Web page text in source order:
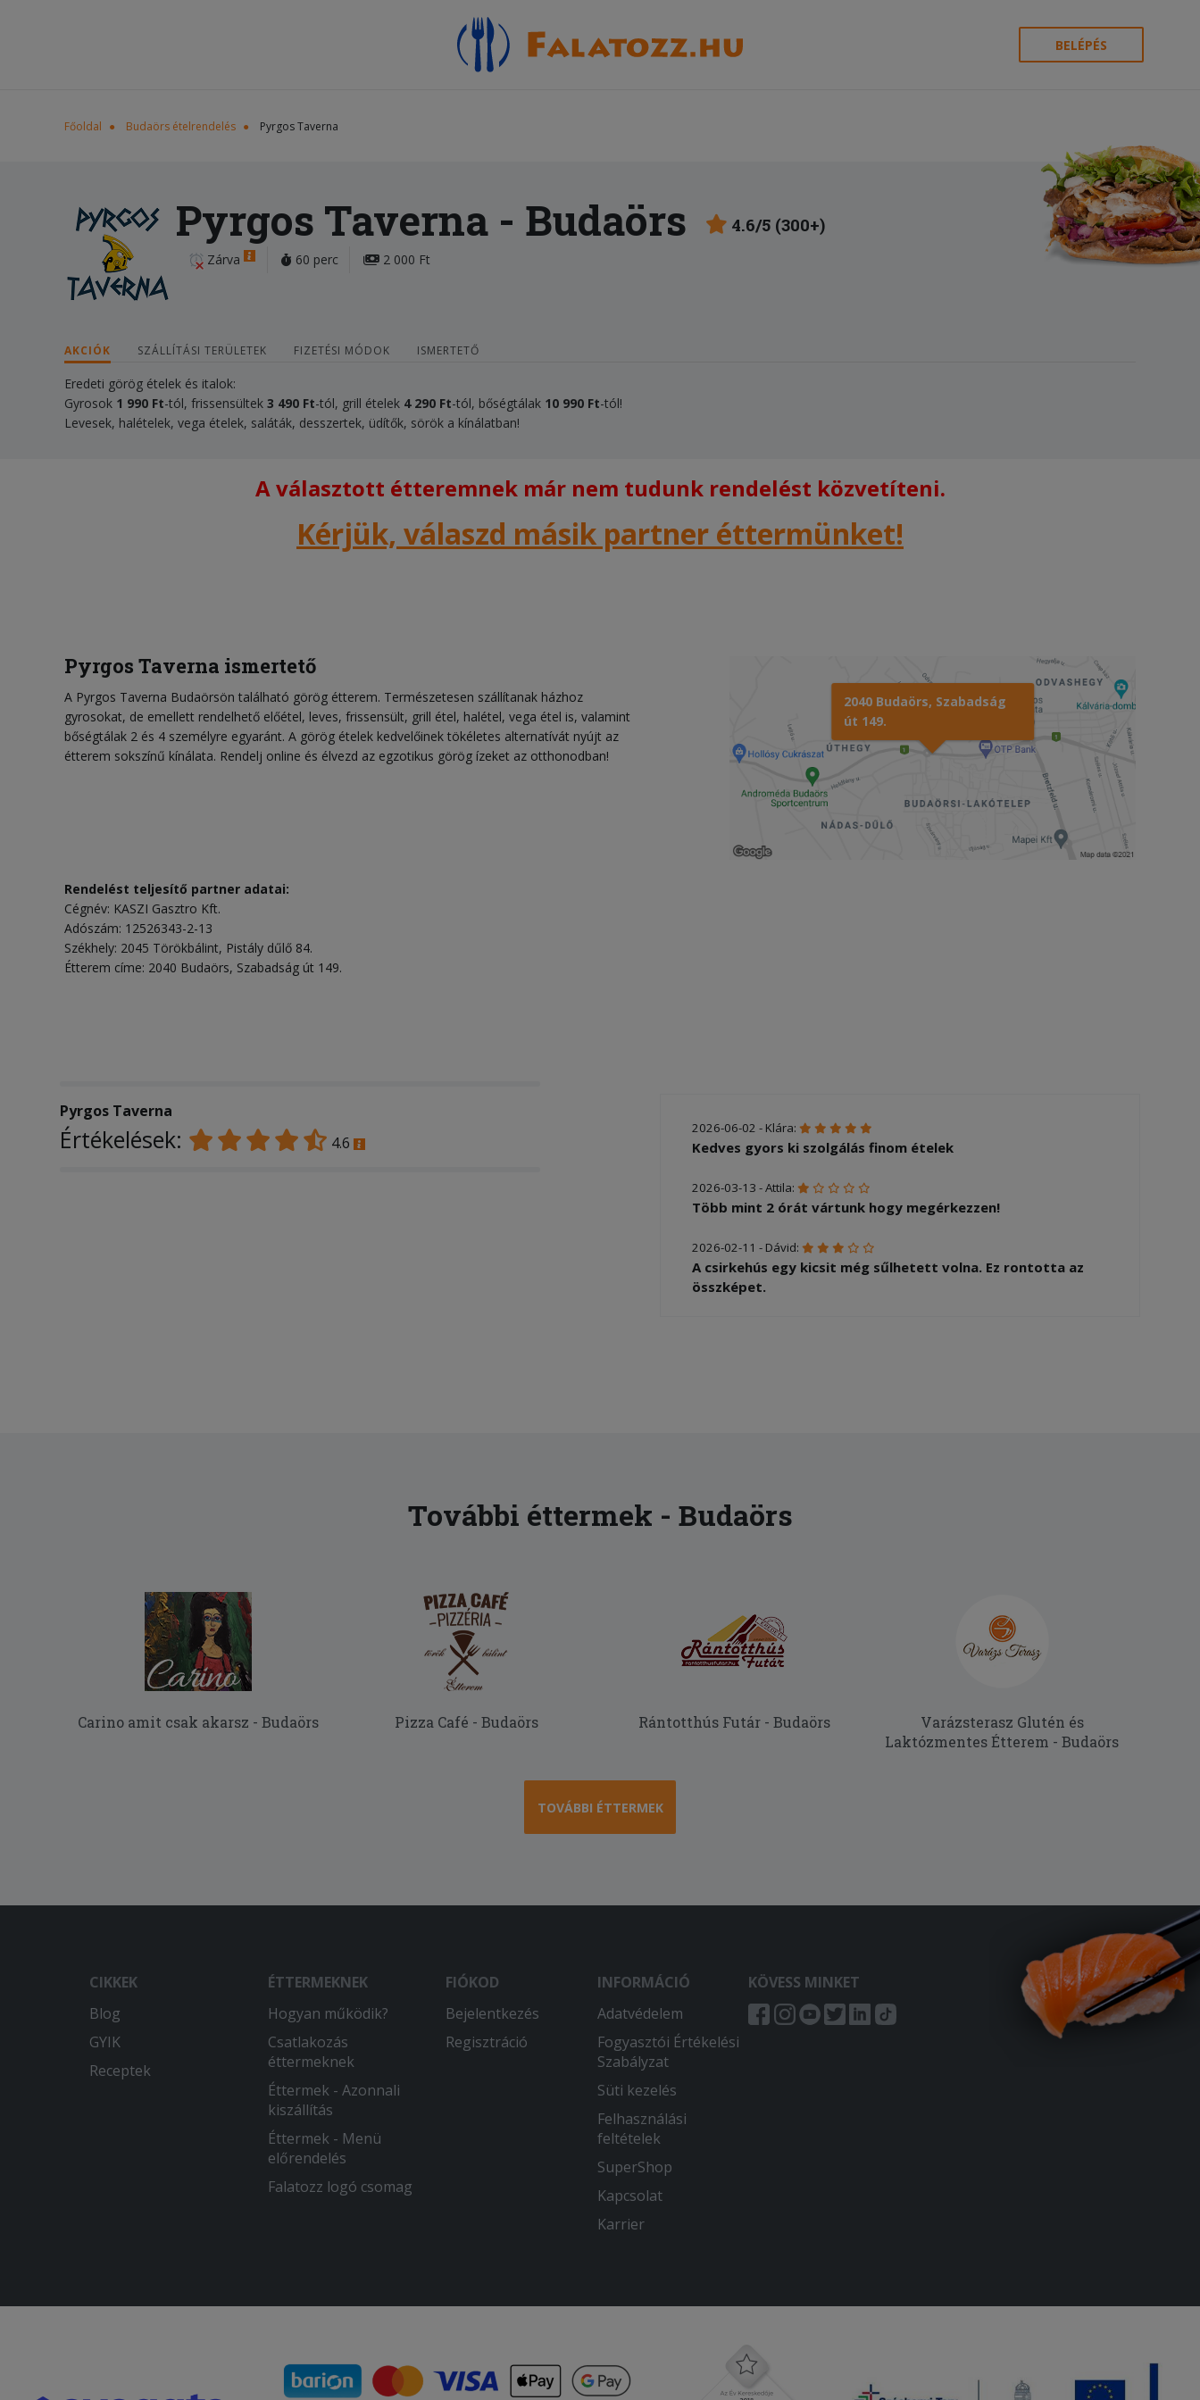
BELÉPÉS
Főoldal Budaörs ételrendelés Pyrgos Taverna
Pyrgos Taverna - Budaörs 4.6/5 (300+)
Zárva 60 perc 2 000 Ft
AKCIÓK SZÁLLÍTÁSI TERÜLETEK FIZETÉSI MÓDOK ISMERTETŐ
Eredeti görög ételek és italok:
Gyrosok 1 990 Ft-tól, frissensültek 3 490 Ft-tól, grill ételek 4 290 Ft-tól, bőségtálak 10 990 Ft-tól!
Levesek, halételek, vega ételek, saláták, desszertek, üdítők, sörök a kínálatban!
A választott étteremnek már nem tudunk rendelést közvetíteni.
Kérjük, válaszd másik partner éttermünket!
Pyrgos Taverna ismertető
A Pyrgos Taverna Budaörsön található görög étterem. Természetesen szállítanak házhoz
gyrosokat, de emellett rendelhető előétel, leves, frissensült, grill étel, halétel, vega étel is, valamint
bőségtálak 2 és 4 személyre egyaránt. A görög ételek kedvelőinek tökéletes alternatívát nyújt az
étterem sokszínű kínálata. Rendelj online és élvezd az egzotikus görög ízeket az otthonodban!
2040 Budaörs, Szabadság
út 149.
Rendelést teljesítő partner adatai:
Cégnév: KASZI Gasztro Kft.
Adószám: 12526343-2-13
Székhely: 2045 Törökbálint, Pistály dűlő 84.
Étterem címe: 2040 Budaörs, Szabadság út 149.
Pyrgos Taverna
Értékelések: 4.6
2026-06-02 - Klára:
Kedves gyors ki szolgálás finom ételek
2026-03-13 - Attila:
Több mint 2 órát vártunk hogy megérkezzen!
2026-02-11 - Dávid:
A csirkehús egy kicsit még sűlhetett volna. Ez rontotta az
összképet.
További éttermek - Budaörs
Carino amit csak akarsz - Budaörs Pizza Café - Budaörs Rántotthús Futár - Budaörs
Varázsterasz Glutén és
Laktózmentes Étterem - Budaörs
TOVÁBBI ÉTTERMEK
CIKKEK
Blog
GYIK
Receptek
ÉTTERMEKNEK
Hogyan működik?
Csatlakozás
éttermeknek
Éttermek - Azonnali
kiszállítás
Éttermek - Menü
előrendelés
Falatozz logó csomag
FIÓKOD
Bejelentkezés
Regisztráció
INFORMÁCIÓ
Adatvédelem
Fogyasztói Értékelési
Szabályzat
Süti kezelés
Felhasználási
feltételek
SuperShop
Kapcsolat
Karrier
KÖVESS MINKET